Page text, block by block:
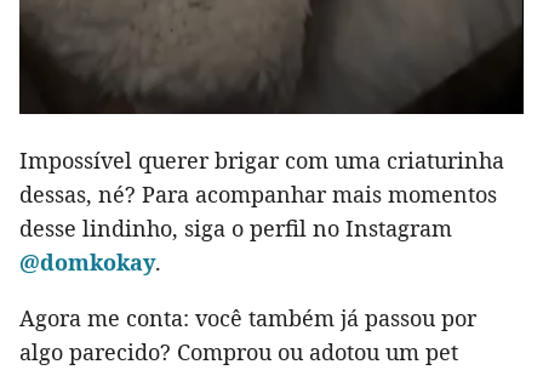
Impossível querer brigar com uma criaturinha
dessas, né? Para acompanhar mais momentos
desse lindinho, siga o perfil no Instagram
@domkokay.
Agora me conta: você também já passou por
algo parecido? Comprou ou adotou um pet